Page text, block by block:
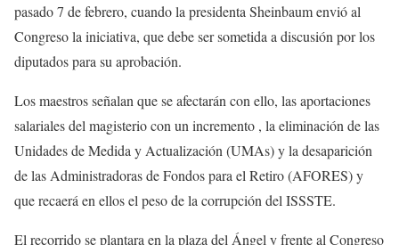
pasado 7 de febrero, cuando la presidenta Sheinbaum envió al
Congreso la iniciativa, que debe ser sometida a discusión por los
diputados para su aprobación.
Los maestros señalan que se afectarán con ello, las aportaciones
salariales del magisterio con un incremento , la eliminación de las
Unidades de Medida y Actualización (UMAs) y la desaparición
de las Administradoras de Fondos para el Retiro (AFORES) y
que recaerá en ellos el peso de la corrupción del ISSSTE.
El recorrido se plantara en la plaza del Ángel y frente al Congreso